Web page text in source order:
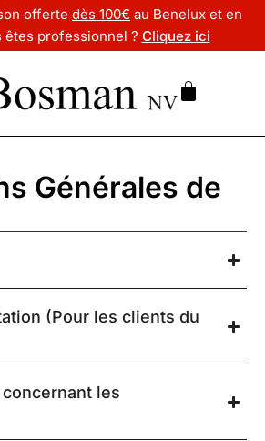
offerte dès 100€ au Benelux et en
êtes professionnel ? Cliquez ici
Générales de
(Pour les clients du
les